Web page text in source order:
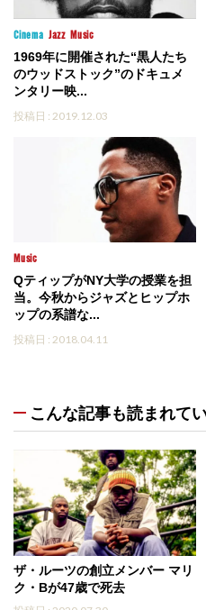
Cinema Jazz Music
1969年に開催された“黒人たち
のウッドストック”のドキュメ
ンタリー映...
投稿日 : 2019.12.03
Music
QティップがNY大学の授業を担
当。今秋からジャズとヒップホ
ップの系譜な...
投稿日 : 2018.04.11
こんな記事も読まれて
ザ・ルーツの創立メンバー マリ
ク・Bが47歳で死去